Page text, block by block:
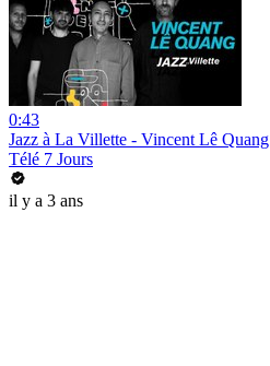
0:43
Jazz à La Villette - Vincent Lê Quang
Télé 7 Jours
il y a 3 ans